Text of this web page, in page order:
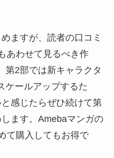
ますが、読者の口コミ
あわせて見るべき作
第2部では新キャラクタ
ケールアップするた
感じたらぜひ続けて第
ます。Amebaマンガの
て購入してもお得で